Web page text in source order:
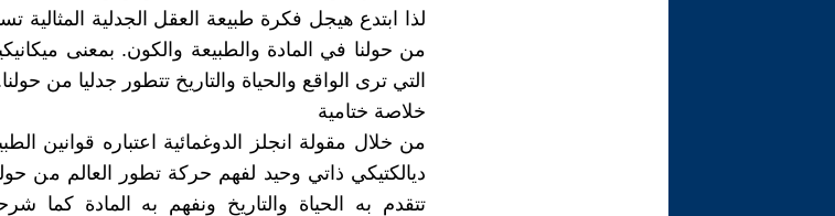
لذا ابتدع هيجل فكرة طبيعة العقل الجدلية
من حولنا في المادة والطبيعة والكون. بمعنى
التي ترى الواقع والحياة والتاريخ تتطور جدليا من
خلاصة ختامية
من خلال مقولة انجلز الدوغمائية اعتباره قوانين
ديالكتيكي ذاتي وحيد لفهم حركة تطور العالم من
تتقدم به الحياة والتاريخ ونفهم به المادة كما